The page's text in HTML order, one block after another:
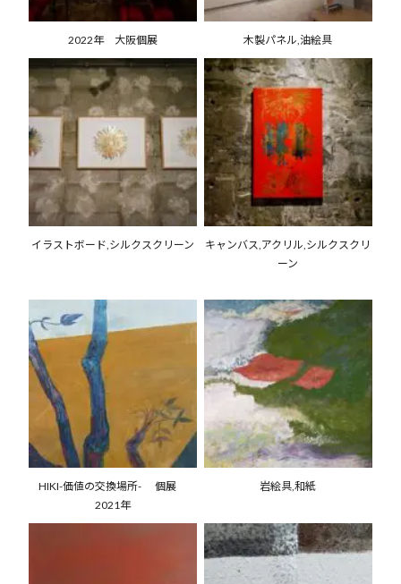
2022年 大阪個展 木製パネル,油絵具
イラストボード,シルクスクリーン
キャンバス,アクリル,シルクスクリ
ーン
HIKI-価値の交換場所- 個展
2021年
岩絵具,和紙